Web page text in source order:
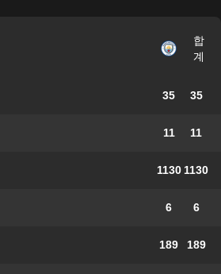
합
계
35 35
11 11
1130 1130
6 6
189 189